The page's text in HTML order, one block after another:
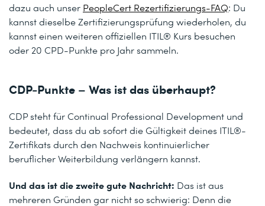
dazu auch unser PeopleCert Rezertifizierungs-FAQ: Du
kannst dieselbe Zertifizierungsprüfung wiederholen, du
kannst einen weiteren offiziellen ITIL® Kurs besuchen
oder 20 CPD-Punkte pro Jahr sammeln.
CDP-Punkte – Was ist das überhaupt?
CDP steht für Continual Professional Development und
bedeutet, dass du ab sofort die Gültigkeit deines ITIL®-
Zertifikats durch den Nachweis kontinuierlicher
beruflicher Weiterbildung verlängern kannst.
Und das ist die zweite gute Nachricht: Das ist aus
mehreren Gründen gar nicht so schwierig: Denn die